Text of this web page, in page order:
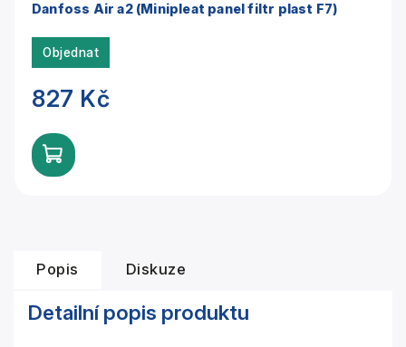
Danfoss Air a2 (Minipleat panel filtr plast F7)
Objednat
827 Kč
Popis Diskuze
Detailní popis produktu